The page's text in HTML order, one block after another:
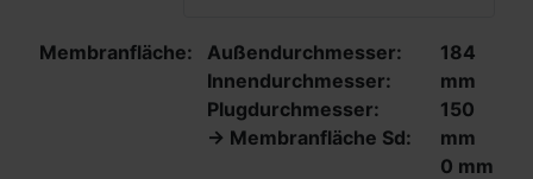
Membranfläche:
Außendurchmesser:
Innendurchmesser:
Plugdurchmesser:
-> Membranfläche Sd:
184
mm
150
mm
0 mm